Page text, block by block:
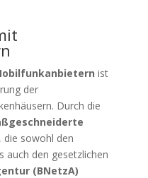
ist
der
Durch die
die sowohl den
auch den gesetzlichen
(BNetzA)